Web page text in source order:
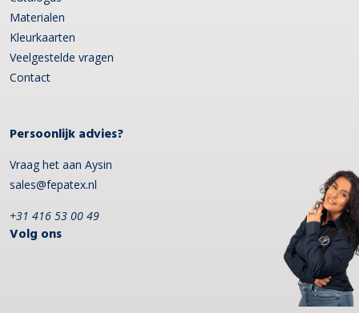
Materialen
Kleurkaarten
Veelgestelde vragen
Contact
Persoonlijk advies?
Vraag het aan Aysin
sales@fepatex.nl
+31 416 53 00 49
Volg ons